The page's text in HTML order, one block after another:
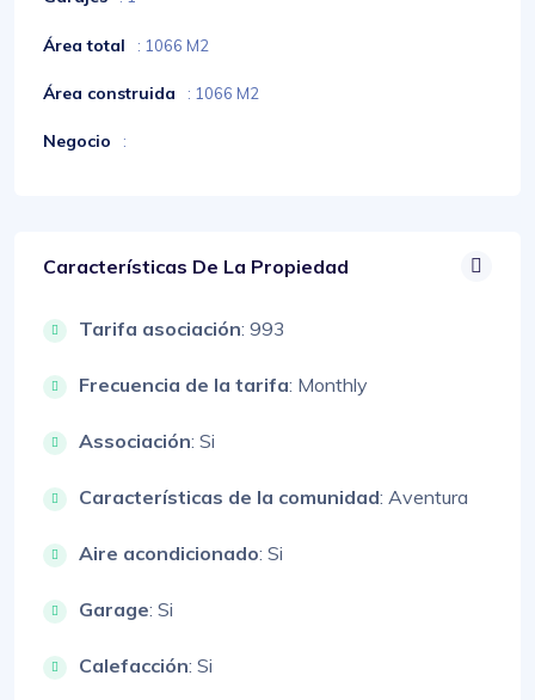
Área total : 1066 M2
Área construida : 1066 M2
Negocio :
Características De La Propiedad
Tarifa asociación: 993
Frecuencia de la tarifa: Monthly
Associación: Si
Características de la comunidad: Aventura
Aire acondicionado: Si
Garage: Si
Calefacción: Si